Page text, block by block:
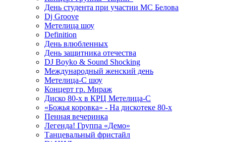
День студента при участии МС Белова
Dj Groove
Метелица шоу
Definition
День влюбленных
День защитника отечества
DJ Boyko & Sound Shocking
Международный женский день
Метелица-С шоу
Концерт гр. Мираж
Диско 80-х в КРЦ Метелица-С
«Божья коровка» - На дискотеке 80-х
Пенная вечеринка
Легенда! Группа «Демо»
Танцевальный фристайл